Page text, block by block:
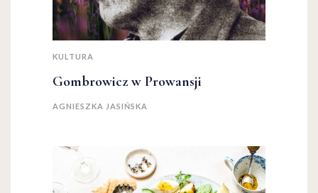
KULTURA
Gombrowicz w Prowansji
AGNIESZKA JASIŃSKA